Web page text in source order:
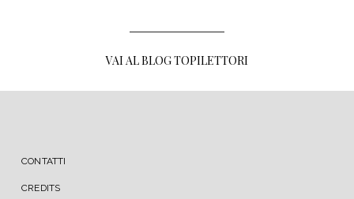
VAI AL BLOG TOPILETTORI
MENU FOOTER
CONTATTI
CREDITS